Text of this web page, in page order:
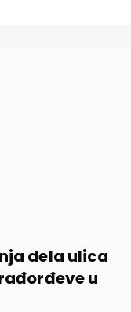
dela ulica
u